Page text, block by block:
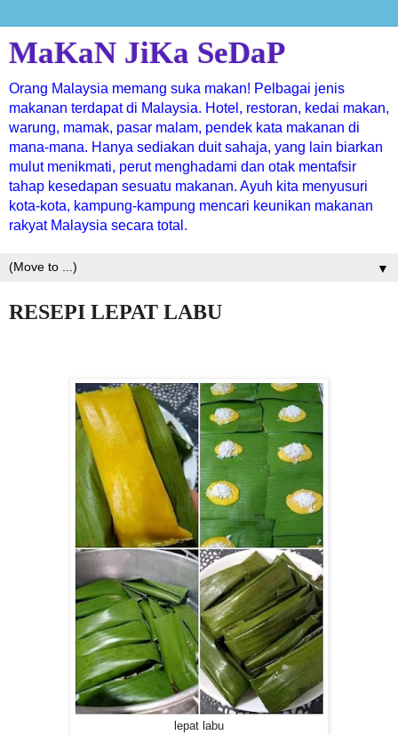
MaKaN JiKa SeDaP
Orang Malaysia memang suka makan! Pelbagai jenis
makanan terdapat di Malaysia. Hotel, restoran, kedai makan,
warung, mamak, pasar malam, pendek kata makanan di
mana-mana. Hanya sediakan duit sahaja, yang lain biarkan
mulut menikmati, perut menghadami dan otak mentafsir
tahap kesedapan sesuatu makanan. Ayuh kita menyusuri
kota-kota, kampung-kampung mencari keunikan makanan
rakyat Malaysia secara total.
▼
RESEPI LEPAT LABU
lepat labu